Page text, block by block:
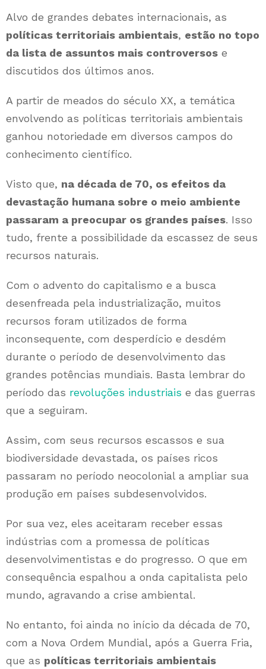
Alvo de grandes debates internacionais, as
políticas territoriais ambientais, estão no topo
da lista de assuntos mais controversos e
discutidos dos últimos anos.
A partir de meados do século XX, a temática
envolvendo as políticas territoriais ambientais
ganhou notoriedade em diversos campos do
conhecimento científico.
Visto que, na década de 70, os efeitos da
devastação humana sobre o meio ambiente
passaram a preocupar os grandes países. Isso
tudo, frente a possibilidade da escassez de seus
recursos naturais.
Com o advento do capitalismo e a busca
desenfreada pela industrialização, muitos
recursos foram utilizados de forma
inconsequente, com desperdício e desdém
durante o período de desenvolvimento das
grandes potências mundiais. Basta lembrar do
período das revoluções industriais e das guerras
que a seguiram.
Assim, com seus recursos escassos e sua
biodiversidade devastada, os países ricos
passaram no período neocolonial a ampliar sua
produção em países subdesenvolvidos.
Por sua vez, eles aceitaram receber essas
indústrias com a promessa de políticas
desenvolvimentistas e do progresso. O que em
consequência espalhou a onda capitalista pelo
mundo, agravando a crise ambiental.
No entanto, foi ainda no início da década de 70,
com a Nova Ordem Mundial, após a Guerra Fria,
que as políticas territoriais ambientais